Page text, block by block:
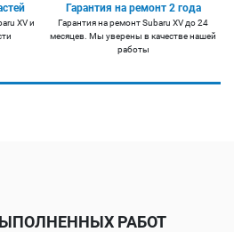
XV и
Гарантия на ремонт 2 года
Гарантия на ремонт Subaru XV до 24
месяцев. Мы уверены в качестве нашей
работы
РАБОТ